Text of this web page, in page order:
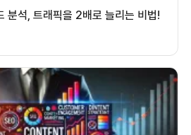
분석, 트래픽을 2배로 늘리는 비법!